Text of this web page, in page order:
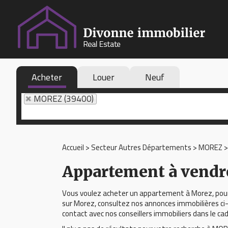
Acheter Louer Neuf
MOREZ (39400)
Accueil>Secteur Autres Départements>MOREZ
Appartement à
Vous voulez acheter un appartement à Morez,
sur Morez, consultez nos annonces immobilières
contact avec nos conseillers immobiliers dans le